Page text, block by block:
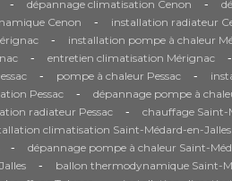
dépannage climatisation Cenon
Cenon - installation radiateur
- installation pompe à chaleur
- entretien climatisation Mérignac -
- pompe à chaleur Pessac -
Pessac - dépannage pompe à
radiateur Pessac - chauffage Saint-
climatisation Saint-Médard-en-Jalles
- dépannage pompe à chaleur Saint-
- ballon thermodynamique Saint-